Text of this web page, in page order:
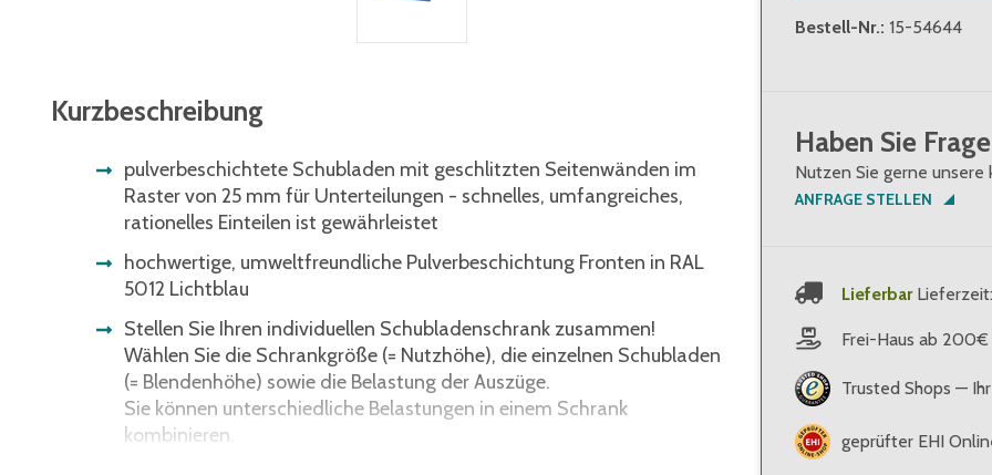
Kurzbeschreibung
pulverbeschichtete Schubladen mit geschlitzten Seitenwänden im
Raster von 25 mm für Unterteilungen - schnelles, umfangreiches,
rationelles Einteilen ist gewährleistet
hochwertige, umweltfreundliche Pulverbeschichtung Fronten in RAL
5012 Lichtblau
Stellen Sie Ihren individuellen Schubladenschrank zusammen!
Wählen Sie die Schrankgröße (= Nutzhöhe), die einzelnen Schubladen
(= Blendenhöhe) sowie die Belastung der Auszüge.
Sie können unterschiedliche Belastungen in einem Schrank
kombinieren.
Bestell-Nr.: 15-54644
Haben Sie
Nutzen Sie gerne unsere
ANFRAGE STELLEN
Lieferbar
Frei-Haus ab 200€
Trusted Shops —
geprüfter EHI